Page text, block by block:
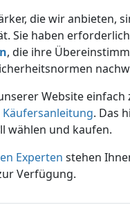
die wir anbieten,
Sie haben erforderlich
, die ihre
Website einfach
Käufersanleitung. Das
wählen und kaufen.
Experten stehen
Verfügung.